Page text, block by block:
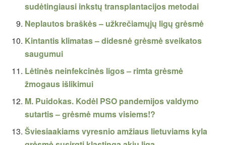
sudėtingiausi inkstų transplantacijos metodai
Neplautos braškės – užkrečiamųjų ligų grėsmė
Kintantis klimatas – didesnė grėsmė sveikatos
saugumui
Lėtinės neinfekcinės ligos – rimta grėsmė
žmogaus išlikimui
M. Puidokas. Kodėl PSO pandemijos valdymo
sutartis – grėsmė mums visiems!?
Šviesiaakiams vyresnio amžiaus lietuviams kyla